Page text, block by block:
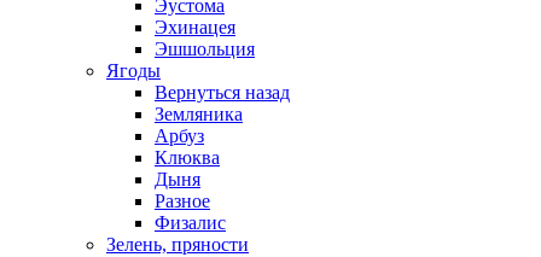
Эустома
Эхинацея
Эшшольция
Ягоды
Вернуться назад
Земляника
Арбуз
Клюква
Дыня
Разное
Физалис
Зелень, пряности